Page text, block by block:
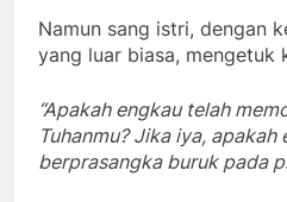
Namun sang istri, dengan
yang luar biasa, mengetuk
“Apakah engkau telah
Tuhanmu? Jika iya, apakah
berprasangka buruk pada